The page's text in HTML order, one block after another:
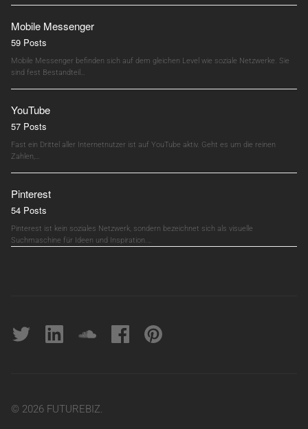
Mobile Messenger
59 Posts
Mobile Messenger befinden sich auf dem gleichen Level wie soziale Netzwerke. Sie
sind fest Bestandteil…
YouTube
57 Posts
Fast ein Drittel aller Internetnutzer ist auf YouTube aktiv. Geht es um die reinen
Zahlen,…
Pinterest
54 Posts
Pinterest ist kein soziales Netzwerk, sondern bezeichnet sich als visuelle
Suchmaschine für Ideen und Inspiration.…
Twitter linkedin soundcloudFacebookpinterest
© 2026 FUTUREBIZ.